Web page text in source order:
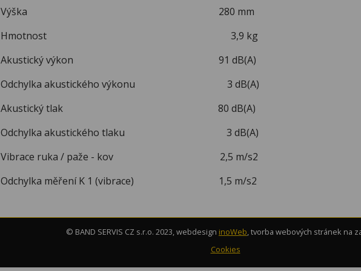
Výška 280 mm
Hmotnost 3,9 kg
Akustický výkon 91 dB(A)
Odchylka akustického výkonu 3 dB(A)
Akustický tlak 80 dB(A)
Odchylka akustického tlaku 3 dB(A)
Vibrace ruka / paže - kov 2,5 m/s2
Odchylka měření K 1 (vibrace) 1,5 m/s2
© BAND SERVIS CZ s.r.o. 2023, webdesign inoWeb, tvorba webových stránek na
Cookies